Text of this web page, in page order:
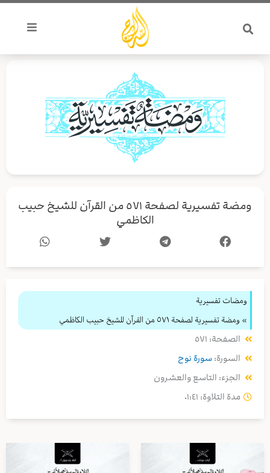
تخطي
المحتوى
ومضة تفسيرية لصفحة ٥٧١ من القرآن للشيخ حبيب
الكاظمي
ومضات تفسيرية
» ومضة تفسيرية لصفحة ٥٧١ من القرآن للشيخ حبيب الكاظمي
الصفحة: ٥٧١
السورة: سورة نوح
الجزء: التاسع والعشرون
مدة التلاوة: ٠١:٤١